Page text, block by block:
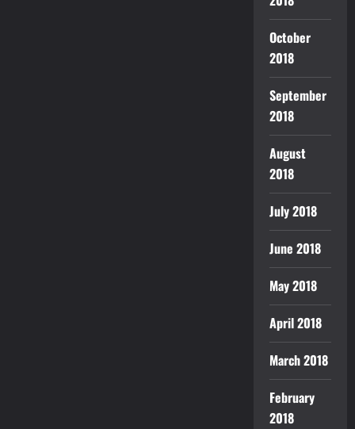
October
2018
September
2018
August
2018
July 2018
June 2018
May 2018
April 2018
March 2018
February
2018